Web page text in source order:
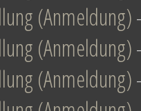
(Anmeldung)
(Anmeldung)
(Anmeldung)